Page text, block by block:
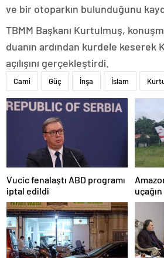
ve bir otoparkın bulunduğunu
TBMM Başkanı Kurtulmuş,
duanın ardından kurdele keserek
açılışını gerçekleştirdi.
Cami Güç İnşa İslam
Vucic fenalaştı ABD programı
iptal edildi